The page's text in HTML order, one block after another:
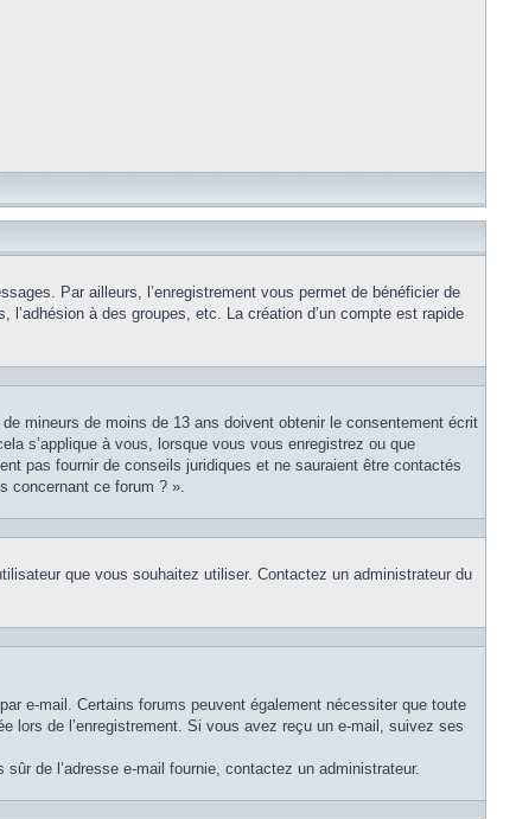
Par ailleurs, l’enregistrement vous permet de bénéficier de
à des groupes, etc. La création d’un compte est rapide
mineurs de moins de 13 ans doivent obtenir le consentement écrit
s’applique à vous, lorsque vous vous enregistrez ou que
pas fournir de conseils juridiques et ne sauraient être contactés
concernant ce forum ? ».
que vous souhaitez utiliser. Contactez un administrateur du
e-mail. Certains forums peuvent également nécessiter que toute
lors de l’enregistrement. Si vous avez reçu un e-mail, suivez ses
de l’adresse e-mail fournie, contactez un administrateur.